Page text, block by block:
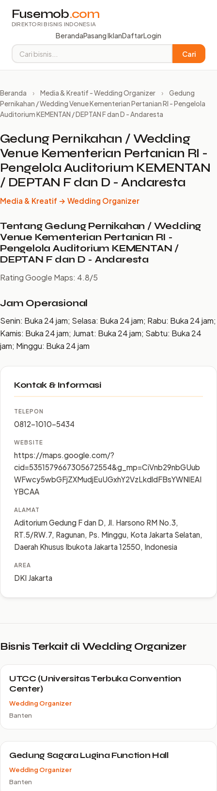
Fusemob.com
DIREKTORI BISNIS INDONESIA
BerandaPasang IklanDaftarLogin
Cari
Beranda › Media & Kreatif - Wedding Organizer ›
Gedung
Pernikahan / Wedding Venue Kementerian Pertanian RI - Pengelola
Auditorium KEMENTAN / DEPTAN F dan D - Andaresta
Gedung Pernikahan / Wedding
Venue Kementerian Pertanian RI -
Pengelola Auditorium KEMENTAN
/ DEPTAN F dan D - Andaresta
Media & Kreatif → Wedding Organizer
Tentang Gedung Pernikahan / Wedding
Venue Kementerian Pertanian RI -
Pengelola Auditorium KEMENTAN /
DEPTAN F dan D - Andaresta
Rating Google Maps: 4.8/5
Jam Operasional
Senin: Buka 24 jam; Selasa: Buka 24 jam; Rabu: Buka 24 jam;
Kamis: Buka 24 jam; Jumat: Buka 24 jam; Sabtu: Buka 24
jam; Minggu: Buka 24 jam
Kontak & Informasi
TELEPON
0812-1010-5434
WEBSITE
https://maps.google.com/?
cid=5351579667305672554&g_mp=CiVnb29nbGUub
WFwcy5wbGFjZXMudjEuUGxhY2VzLkdldFBsYWNlEAI
YBCAA
ALAMAT
Aditorium Gedung F dan D, Jl. Harsono RM No.3,
RT.5/RW.7, Ragunan, Ps. Minggu, Kota Jakarta Selatan,
Daerah Khusus Ibukota Jakarta 12550, Indonesia
AREA
DKI Jakarta
Bisnis Terkait di Wedding Organizer
UTCC (Universitas Terbuka Convention
Center)
Wedding Organizer
Banten
Gedung Sagara Lugina Function Hall
Wedding Organizer
Banten